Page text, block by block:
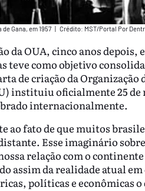
Gana, em 1957 | Crédito: MST/Portal Por
da OUA, cinco anos depois,
teve como objetivo
de criação da Organização
instituiu oficialmente 25
internacionalmente.
ao fato de que muitos
Esse imaginário
relação com o
assim da realidade atual
políticas e econômicas o